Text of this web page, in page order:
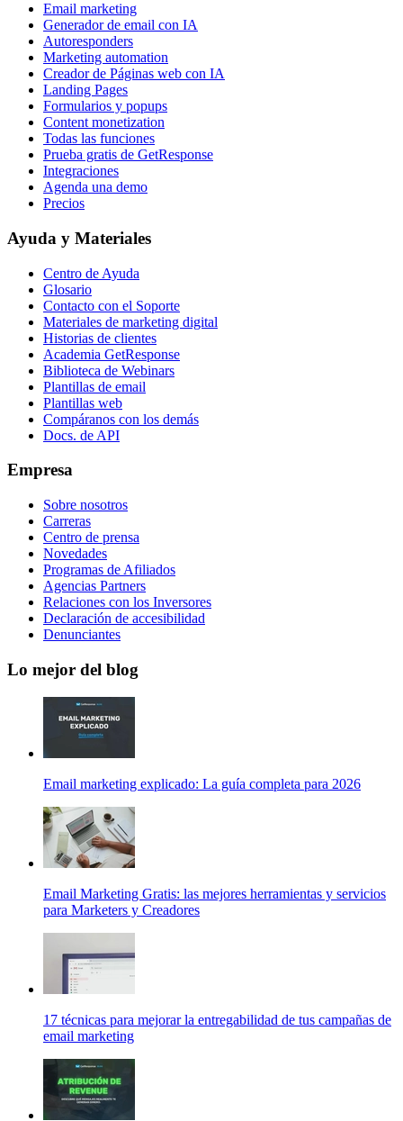
Email marketing
Generador de email con IA
Autoresponders
Marketing automation
Creador de Páginas web con IA
Landing Pages
Formularios y popups
Content monetization
Todas las funciones
Prueba gratis de GetResponse
Integraciones
Agenda una demo
Precios
Ayuda y Materiales
Centro de Ayuda
Glosario
Contacto con el Soporte
Materiales de marketing digital
Historias de clientes
Academia GetResponse
Biblioteca de Webinars
Plantillas de email
Plantillas web
Compáranos con los demás
Docs. de API
Empresa
Sobre nosotros
Carreras
Centro de prensa
Novedades
Programas de Afiliados
Agencias Partners
Relaciones con los Inversores
Declaración de accesibilidad
Denunciantes
Lo mejor del blog
Email marketing explicado: La guía completa para 2026
Email Marketing Gratis: las mejores herramientas y servicios
para Marketers y Creadores
17 técnicas para mejorar la entregabilidad de tus campañas de
email marketing